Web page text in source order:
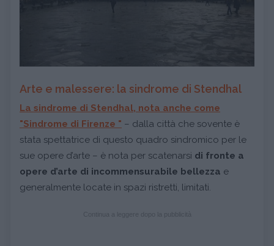
Arte e malessere: la sindrome di Stendhal
La sindrome di Stendhal, nota anche come
"Sindrome di Firenze " – dalla città che sovente è
stata spettatrice di questo quadro sindromico per le
sue opere d’arte – è nota per scatenarsi di fronte a
opere d’arte di incommensurabile bellezza e
generalmente locate in spazi ristretti, limitati.